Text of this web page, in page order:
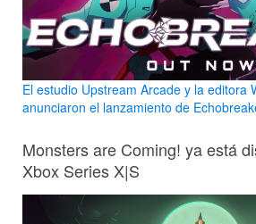
El estudio Upstream Arcade y la editora
anunciaron el lanzamiento de
Monsters are Coming! ya está
Xbox Series X|S